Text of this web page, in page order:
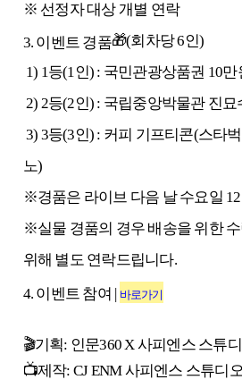
※ 선정자 대상 개별 연락
3. 이벤트 경품🎁(회차당 6인)
1) 1등(1인) : 국민관광상품권 10만
2) 2등(2인) : 국립중앙박물관 진묘
3) 3등(3인) : 커피 기프티콘(스타
노)
※경품은 라이브 다음 날 수요일
※실물 경품의 경우 배송을 위한
위해 별도 연락드립니다.
4. 이벤트 참여 |
바로가기
🎬기획: 인문360 X사피엔스 스튜
📺제작: CJ ENM사피엔스 스튜디